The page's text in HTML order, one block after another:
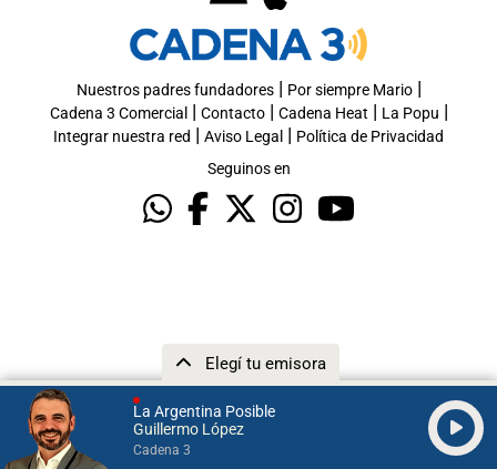
La Argentina Posible
Guillermo López
Cadena 3
Elegí tu emisora
Nuestros padres fundadores| Por siempre Mario|
Cadena 3 Comercial | Contacto| Cadena Heat | La Popu |
Integrar nuestra red | Aviso Legal | Política de Privacidad
Seguinos en